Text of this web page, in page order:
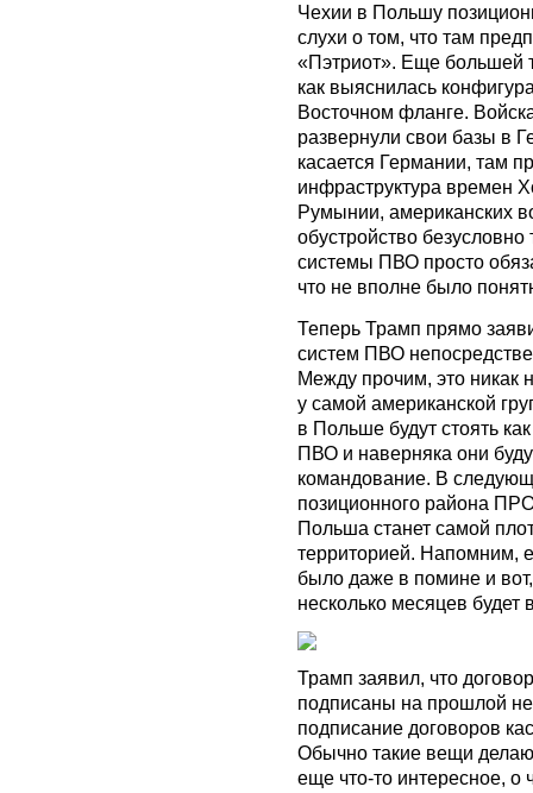
Чехии в Польшу
слухи о том, что там
«Пэтриот». Еще большей
как выяснилась
Восточном фланге.
развернули свои базы в
касается Германии, там
инфраструктура времен
Румынии, американских
обустройство безусловно
системы ПВО просто
что не вполне было
Теперь Трамп прямо
систем ПВО
Между прочим, это никак
у самой американской
в Польше будут стоять
ПВО и наверняка они
командование. В
позиционного района
Польша станет самой
территорией. Напомним,
было даже в помине и
несколько месяцев
Трамп заявил, что
подписаны на прошлой
подписание договоров
Обычно такие вещи
еще что-то интересное, о